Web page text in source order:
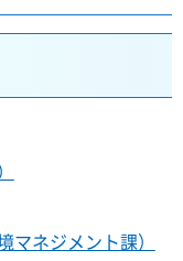
ネジメント課）